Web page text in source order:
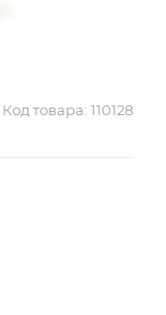
Код товара: 110128